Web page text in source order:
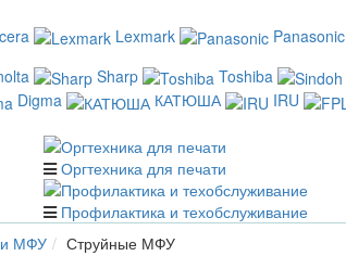
Lexmark Panasonic
Sharp Toshiba
Digma КАТЮША IRU
Оргтехника для печати
Профилактика и техобслуживание
и МФУ Струйные МФУ